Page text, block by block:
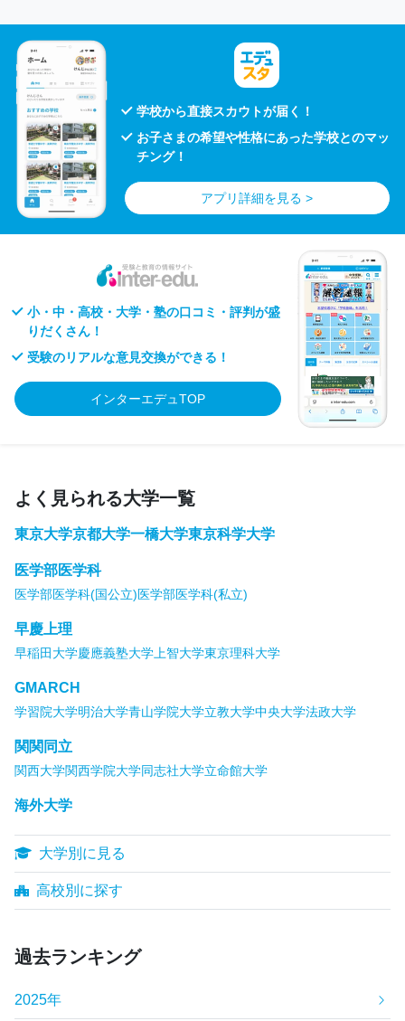
学校から直接スカウトが届く！
お子さまの希望や性格にあった学校とのマッ
チング！
アプリ詳細を見る >
小・中・高校・大学・塾の口コミ・評判が盛
りだくさん！
受験のリアルな意見交換ができる！
インターエデュTOP
よく見られる大学一覧
東京大学京都大学一橋大学東京科学大学
医学部医学科
医学部医学科(国公立)医学部医学科(私立)
早慶上理
早稲田大学慶應義塾大学 上智大学東京理科大学
GMARCH
学習院大学明治大学青山学院大学立教大学中央大学法政大学
関関同立
関西大学関西学院大学同志社大学立命館大学
海外大学
大学別に見る
高校別に探す
過去ランキング
2025年